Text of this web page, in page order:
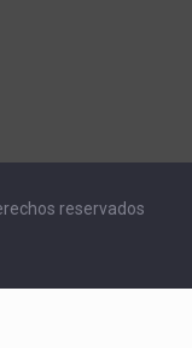
reservados